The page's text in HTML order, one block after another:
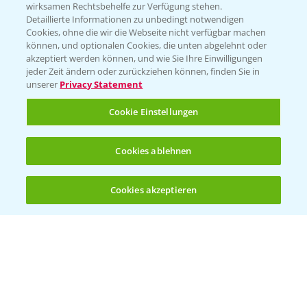
(noch 4)
T.+49 (0)174 346 564 1
KONTAKT
Hilfe in Notfällen
T.+49 (0)214/30-20220
Folgen Sie uns
wirksamen Rechtsbehelfe zur Verfügung stehen.
Detaillierte Informationen zu unbedingt notwendigen
Cookies, ohne die wir die Webseite nicht verfügbar machen
können, und optionalen Cookies, die unten abgelehnt oder
akzeptiert werden können, und wie Sie Ihre Einwilligungen
jeder Zeit ändern oder zurückziehen können, finden Sie in
unserer Privacy Statement
Cookie Einstellungen
Cookies ablehnen
Cookies akzeptieren